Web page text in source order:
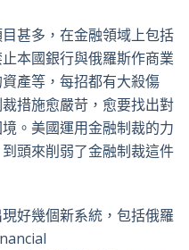
甚多，在金融領域上包括
本國銀行與俄羅斯作商業
產等，每招都有大殺傷
措施愈嚴苛，愈要找出對
。美國運用金融制裁的力
頭來削弱了金融制裁這件
好幾個新系統，包括俄羅